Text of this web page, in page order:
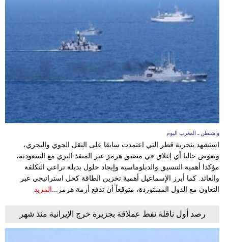
واشنطن ـ المغرب اليوم
استشهد بتجربة قطر التي اعتمدت سابقا على النقل الجوي والبحري،
وتعوض حاليا أي إغلاق في مضيق هرمز عبر المنفذ البري مع السعودية،
مؤكدا أهمية التنسيق والدبلوماسية وإيجاد حلول بديلة تراعي التكلفة
والعائد. كما أبرز الإسماعيل أهمية تخزين الطاقة كحل استراتيجي عبر
التعاون مع الدول المستوردة، متوقعاً أن تدفع أزمة هرمز... المزيد
رصد أول ناقلة نفط عملاقة بجزيرة خرج الإيرانية منذ شهر